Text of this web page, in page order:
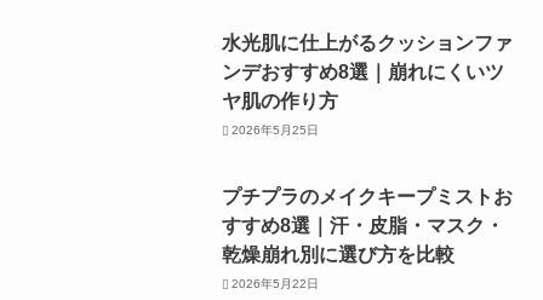
水光肌に仕上がるクッションファ
ンデおすすめ8選｜崩れにくいツ
ヤ肌の作り方
2026年5月25日
プチプラのメイクキープミストお
すすめ8選｜汗・皮脂・マスク・
乾燥崩れ別に選び方を比較
2026年5月22日